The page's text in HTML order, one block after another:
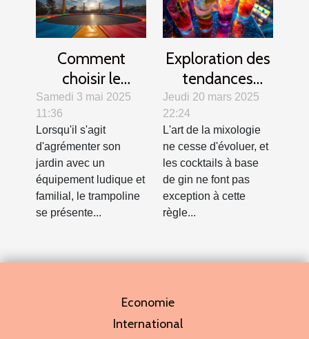
Comment
choisir le
trampoline idéal
pour votre jardin
?
Samedi 3 mai 2025
11:36
Lorsqu'il s'agit
d'agrémenter son
jardin avec un
équipement ludique et
familial, le trampoline
se présente...
Exploration des
tendances
modernes des
cocktails au gin
Jeudi 20 mars 2025
22:24
L'art de la mixologie
ne cesse d'évoluer, et
les cocktails à base
de gin ne font pas
exception à cette
règle...
Economie
International